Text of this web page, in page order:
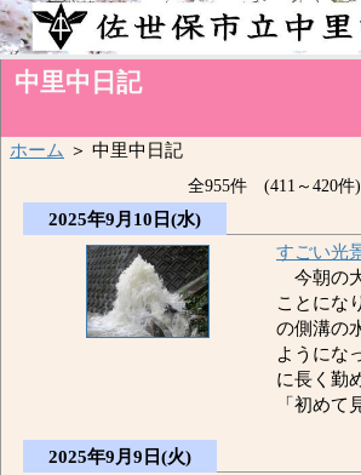
中里中日記
ホーム ＞ 中里中日記
全955件 (411～420件)
2025年9月10日(水)
すごい光
今朝の
ことにな
の側溝の
ようにな
に長く勤
「初め
2025年9月9日(火)